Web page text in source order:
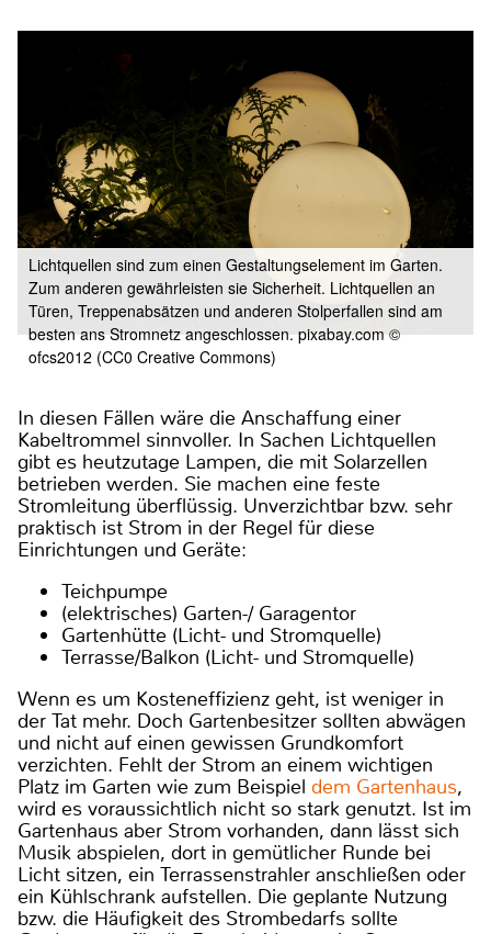
Lichtquellen sind zum einen Gestaltungselement im Garten.
Zum anderen gewährleisten sie Sicherheit. Lichtquellen an
Türen, Treppenabsätzen und anderen Stolperfallen sind am
besten ans Stromnetz angeschlossen. pixabay.com ©
ofcs2012 (CC0 Creative Commons)
In diesen Fällen wäre die Anschaffung einer
Kabeltrommel sinnvoller. In Sachen Lichtquellen
gibt es heutzutage Lampen, die mit Solarzellen
betrieben werden. Sie machen eine feste
Stromleitung überflüssig. Unverzichtbar bzw. sehr
praktisch ist Strom in der Regel für diese
Einrichtungen und Geräte:
Teichpumpe
(elektrisches) Garten-/ Garagentor
Gartenhütte (Licht- und Stromquelle)
Terrasse/Balkon (Licht- und Stromquelle)
Wenn es um Kosteneffizienz geht, ist weniger in
der Tat mehr. Doch Gartenbesitzer sollten abwägen
und nicht auf einen gewissen Grundkomfort
verzichten. Fehlt der Strom an einem wichtigen
Platz im Garten wie zum Beispiel dem Gartenhaus,
wird es voraussichtlich nicht so stark genutzt. Ist im
Gartenhaus aber Strom vorhanden, dann lässt sich
Musik abspielen, dort in gemütlicher Runde bei
Licht sitzen, ein Terrassenstrahler anschließen oder
ein Kühlschrank aufstellen. Die geplante Nutzung
bzw. die Häufigkeit des Strombedarfs sollte